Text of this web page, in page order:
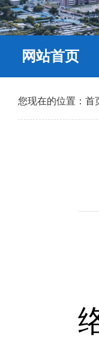
网站首页
您现在的位置： 首